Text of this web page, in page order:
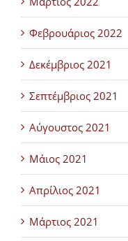
Φεβρουάριος 2022
Δεκέμβριος 2021
Σεπτέμβριος 2021
Αύγουστος 2021
Μάιος 2021
Απρίλιος 2021
Μάρτιος 2021